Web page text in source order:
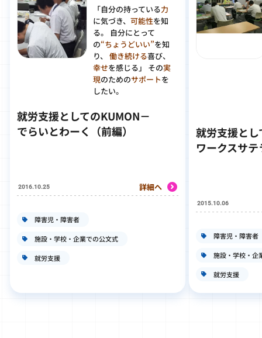
「自分の持っている力
に気づき、 可能性を知
る。
自分にとって
の“ちょうどいい”を知
り、 働き続ける喜び、
幸せを感じる」 その実
現のためのサポートを
したい。
就労支援としてのKUMON－
でらいとわーく（前編）
2016.10.25 詳細へ
障害児・障害者
施設・学校・企業での公文式
就労支援
就労支援と
ワークスサ
2015.10.06
障害児・障害者
施設・学校・企
就労支援